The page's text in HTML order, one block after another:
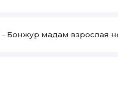
- Бонжур мадам взрослая не по